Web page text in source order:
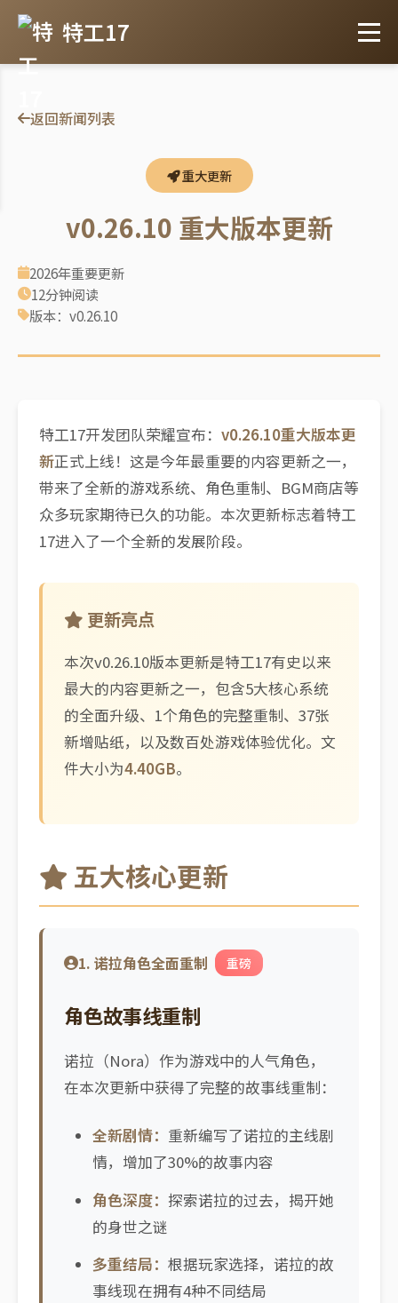
特工17
返回新闻列表
重大更新
v0.26.10 重大版本更新
2026年重要更新
12分钟阅读
版本：v0.26.10
特工17开发团队荣耀宣布： v0.26.10重大版本更
新正式上线！这是今年最重要的内容更新之一，
带来了全新的游戏系统、角色重制、BGM商店等
众多玩家期待已久的功能。本次更新标志着特工
17进入了一个全新的发展阶段。
更新亮点
本次v0.26.10版本更新是特工17有史以来
最大的内容更新之一，包含5大核心系统
的全面升级、1个角色的完整重制、37张
新增贴纸，以及数百处游戏体验优化。文
件大小为4.40GB。
五大核心更新
1. 诺拉角色全面重制 重磅
角色故事线重制
诺拉（Nora）作为游戏中的人气角色，
在本次更新中获得了完整的故事线重制：
全新剧情： 重新编写了诺拉的主线剧
情，增加了30%的故事内容
角色深度： 探索诺拉的过去，揭开她
的身世之谜
多重结局： 根据玩家选择，诺拉的故
事线现在拥有4种不同结局